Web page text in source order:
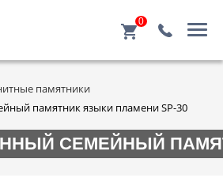
0
памятники
памятник языки пламени SP-30
СЕМЕЙНЫЙ